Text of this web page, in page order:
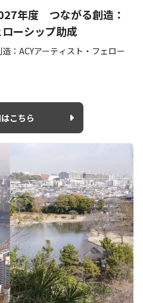
年度 つながる創造：
ーシップ助成
：ACYアーティスト・フェロー
こちら